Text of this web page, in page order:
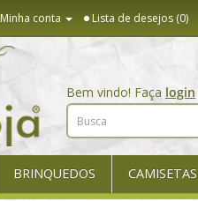
Minha conta Lista de desejos (0)
Bem vindo! Faça login
BRINQUEDOS CAMISETAS